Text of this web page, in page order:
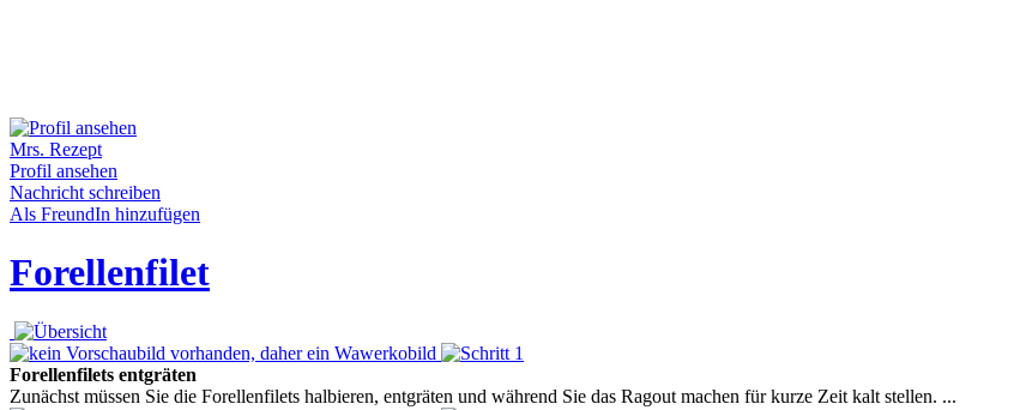
Mrs. Rezept
Profil ansehen
Nachricht schreiben
Als FreundIn hinzufügen
Forellenfilet
Forellenfilets entgräten
Zunächst müssen Sie die Forellenfilets halbieren, entgräten und während Sie das Ragout machen für kurze Zeit kalt stellen. ...